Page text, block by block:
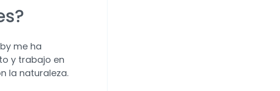
me ha
y trabajo en
la naturaleza.